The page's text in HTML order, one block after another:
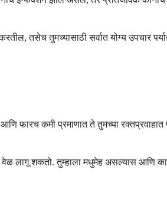
तसेच तुमच्यासाठी सर्वात योग्य उपचार
फारच कमी प्रमाणात ते तुमच्या
लागू शकतो. तुम्हाला मधुमेह असल्यास आणि